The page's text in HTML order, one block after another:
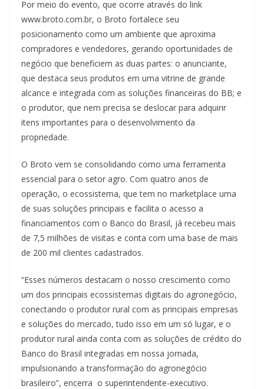
Por meio do evento, que ocorre através do link
www.broto.com.br, o Broto fortalece seu
posicionamento como um ambiente que aproxima
compradores e vendedores, gerando oportunidades de
negócio que beneficiem as duas partes: o anunciante,
que destaca seus produtos em uma vitrine de grande
alcance e integrada com as soluções financeiras do BB; e
o produtor, que nem precisa se deslocar para adquirir
itens importantes para o desenvolvimento da
propriedade.
O Broto vem se consolidando como uma ferramenta
essencial para o setor agro. Com quatro anos de
operação, o ecossistema, que tem no marketplace uma
de suas soluções principais e facilita o acesso a
financiamentos com o Banco do Brasil, já recebeu mais
de 7,5 milhões de visitas e conta com uma base de mais
de 200 mil clientes cadastrados.
“Esses números destacam o nosso crescimento como
um dos principais ecossistemas digitais do agronegócio,
conectando o produtor rural com as principais empresas
e soluções do mercado, tudo isso em um só lugar, e o
produtor rural ainda conta com as soluções de crédito do
Banco do Brasil integradas em nossa jornada,
impulsionando a transformação do agronegócio
brasileiro”, encerra o superintendente-executivo.